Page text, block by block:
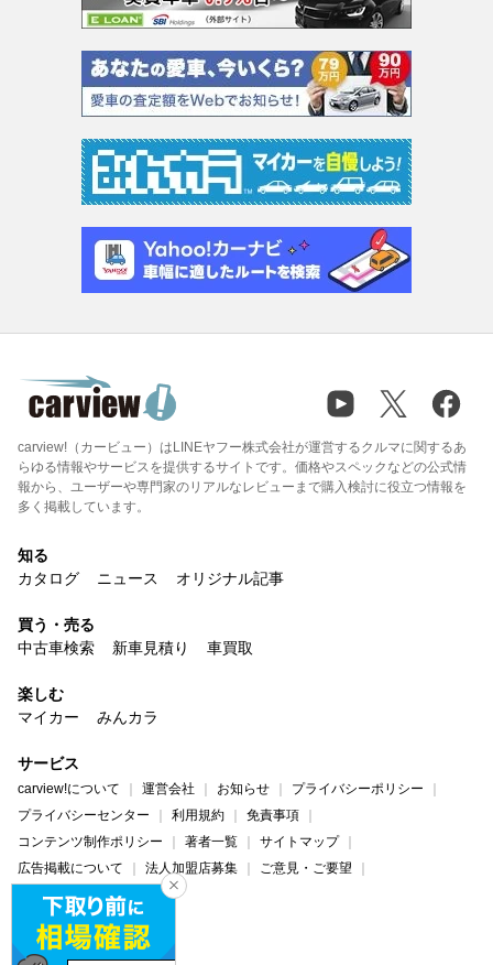
carview!（カービュー）はLINEヤフー株式会社が運営するクルマに関するあ
らゆる情報やサービスを提供するサイトです。価格やスペックなどの公式情
報から、ユーザーや専門家のリアルなレビューまで購入検討に役立つ情報を
多く掲載しています。
知る
カタログ
ニュース オリジナル記事
買う・売る
中古車検索
新車見積り 車買取
楽しむ
マイカー
みんカラ
サービス
carview!について 運営会社 お知らせ
プライバシーポリシー
プライバシーセンター
利用規約
免責事項
コンテンツ制作ポリシー
著者一覧
サイトマップ
広告掲載について
法人加盟店募集
ご意見・ご要望
ヘルプ・お問い合わせ
carview! Yahoo! JAPAN